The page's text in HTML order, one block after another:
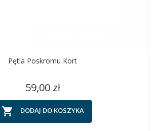
Pętla Poskromu Kort
Cena
59,00 zł
 DODAJ DO KOSZYKA